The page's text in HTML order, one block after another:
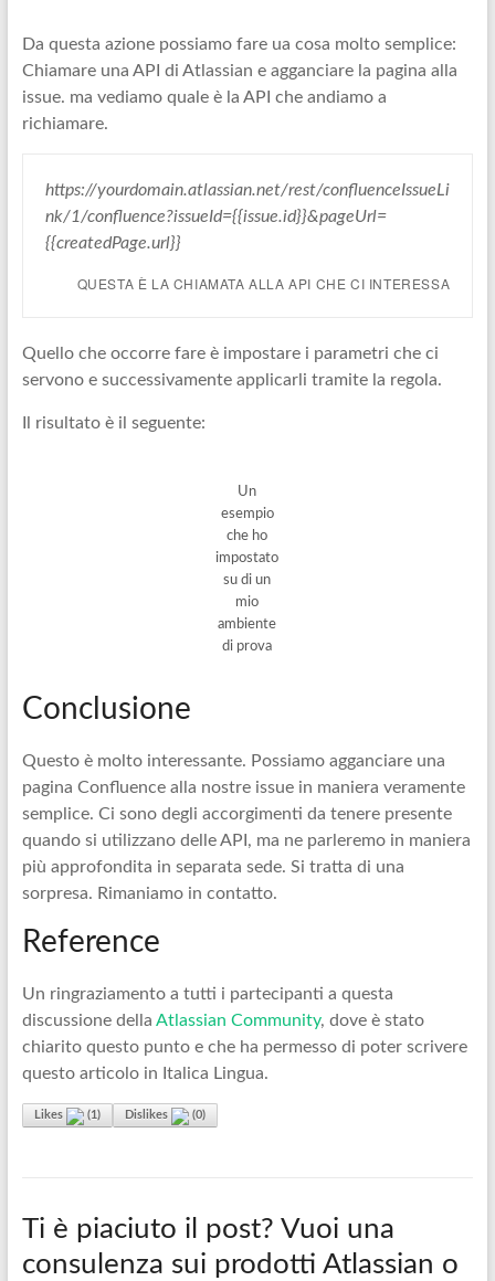
Da questa azione possiamo fare ua cosa molto semplice:
Chiamare una API di Atlassian e agganciare la pagina alla
issue. ma vediamo quale è la API che andiamo a
richiamare.
https://yourdomain.atlassian.net/rest/confluenceIssueLi
nk/1/confluence?issueId={{issue.id}}&pageUrl=
{{createdPage.url}}
QUESTA È LA CHIAMATA ALLA API CHE CI INTERESSA
Quello che occorre fare è impostare i parametri che ci
servono e successivamente applicarli tramite la regola.
Il risultato è il seguente:
Un
esempio
che ho
impostato
su di un
mio
ambiente
di prova
Conclusione
Questo è molto interessante. Possiamo agganciare una
pagina Confluence alla nostre issue in maniera veramente
semplice. Ci sono degli accorgimenti da tenere presente
quando si utilizzano delle API, ma ne parleremo in maniera
più approfondita in separata sede. Si tratta di una
sorpresa. Rimaniamo in contatto.
Reference
Un ringraziamento a tutti i partecipanti a questa
discussione della Atlassian Community, dove è stato
chiarito questo punto e che ha permesso di poter scrivere
questo articolo in Italica Lingua.
Likes (1 ) Dislikes (0)
Ti è piaciuto il post? Vuoi una
consulenza sui prodotti Atlassian o